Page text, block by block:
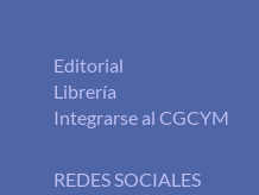
Editorial
Librería
Integrarse al CGCYM
REDES SOCIALES